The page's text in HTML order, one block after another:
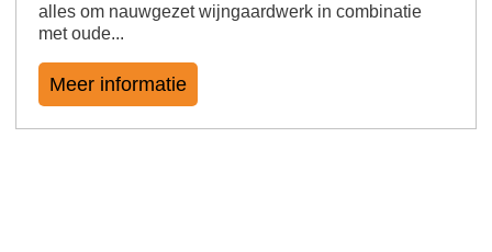
alles om nauwgezet wijngaardwerk in combinatie
met oude...
Meer informatie